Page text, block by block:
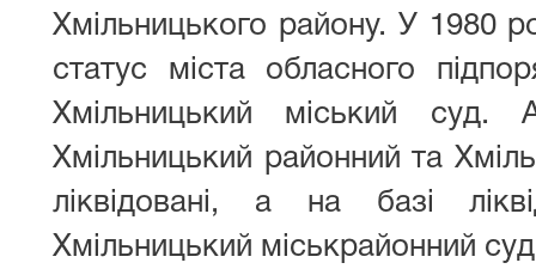
Хмільницького району. У 1980
статус міста обласного
Хмільницький міський
Хмільницький районний та
ліквідовані, а на базі
Хмільницький міськрайонний